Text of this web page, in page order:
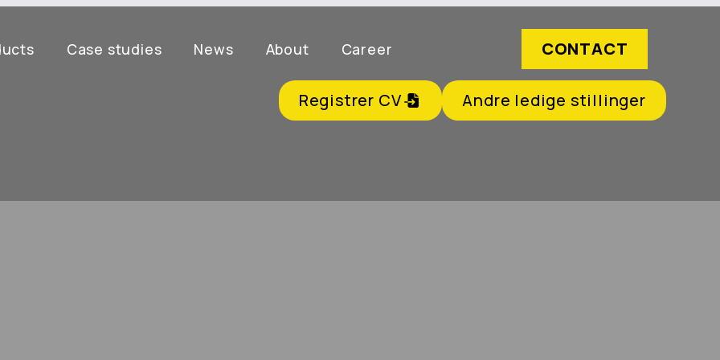
Case studies News About Career CONTACT
Registrer CV Andre ledige stillinger